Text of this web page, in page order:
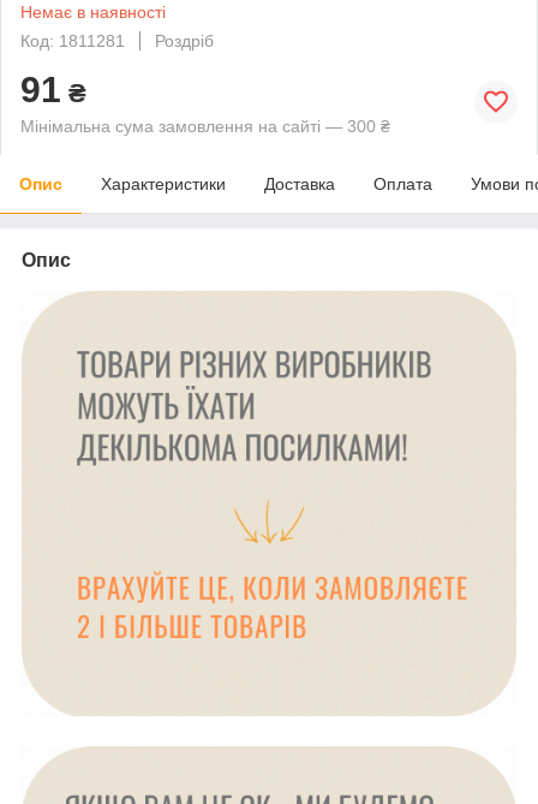
Немає в наявності
Код: 1811281
Роздріб
91 ₴
Мінімальна сума замовлення на сайті — 300 ₴
Опис Характеристики Доставка Оплата Умови
Опис